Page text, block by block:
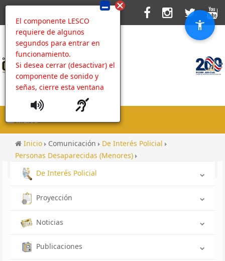
El componente LESCO
requiere de algunos
segundos para entrar en
funcionamiento.
Si desea cerrar (desactivar) el
componente de sonido y
señas, cierre esta ventana
MENU
Inicio Comunicación
De Interés Policial
Personas Desaparecidas (Menores)
Desaparecida OIJ Grecia: Yesenia Santos Campos
De Interés Policial
Proyección
Noticias
Publicaciones